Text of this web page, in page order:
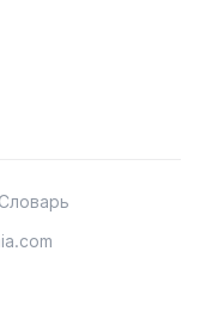
Словарь